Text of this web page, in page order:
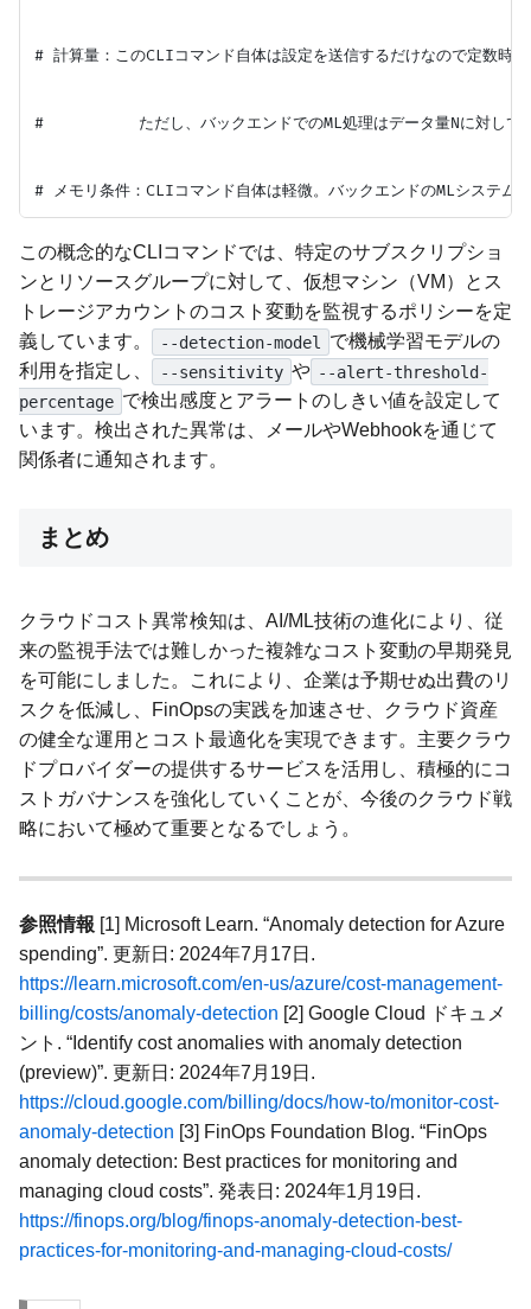
# 計算量：このCLIコマンド自体は設定を送信するだけなので定数時
#          ただし、バックエンドでのML処理はデータ量Nに対し
この概念的なCLIコマンドでは、特定のサブスクリプショ
ンとリソースグループに対して、仮想マシン（VM）とス
トレージアカウントのコスト変動を監視するポリシーを定
義しています。
--detection-model
で機械学習モデルの
利用を指定し、
--sensitivity や --alert-threshold-
percentage で検出感度とアラートのしきい値を設定して
います。検出された異常は、メールやWebhookを通じて
関係者に通知されます。
まとめ
クラウドコスト異常検知は、AI/ML技術の進化により、従
来の監視手法では難しかった複雑なコスト変動の早期発見
を可能にしました。これにより、企業は予期せぬ出費のリ
スクを低減し、FinOpsの実践を加速させ、クラウド資産
の健全な運用とコスト最適化を実現できます。主要クラウ
ドプロバイダーの提供するサービスを活用し、積極的にコ
ストガバナンスを強化していくことが、今後のクラウド戦
略において極めて重要となるでしょう。
参照情報 [1] Microsoft Learn. “Anomaly detection for Azure
spending”. 更新日: 2024年7月17日.
https://learn.microsoft.com/en-us/azure/cost-management-
billing/costs/anomaly-detection [2] Google Cloud ドキュメ
ント. “Identify cost anomalies with anomaly detection
(preview)”. 更新日: 2024年7月19日.
https://cloud.google.com/billing/docs/how-to/monitor-cost-
anomaly-detection [3] FinOps Foundation Blog. “FinOps
anomaly detection: Best practices for monitoring and
managing cloud costs”. 発表日: 2024年1月19日.
https://finops.org/blog/finops-anomaly-detection-best-
practices-for-monitoring-and-managing-cloud-costs/